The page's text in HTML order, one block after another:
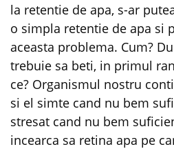
la retentie de apa, s-ar
o simpla retentie de apa si
aceasta problema. Cum?
trebuie sa beti, in primul
ce? Organismul nostru
si el simte cand nu bem
stresat cand nu bem
incearca sa retina apa pe